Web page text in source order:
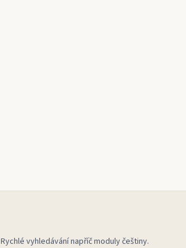
Rychlé vyhledávání napříč moduly češtiny.